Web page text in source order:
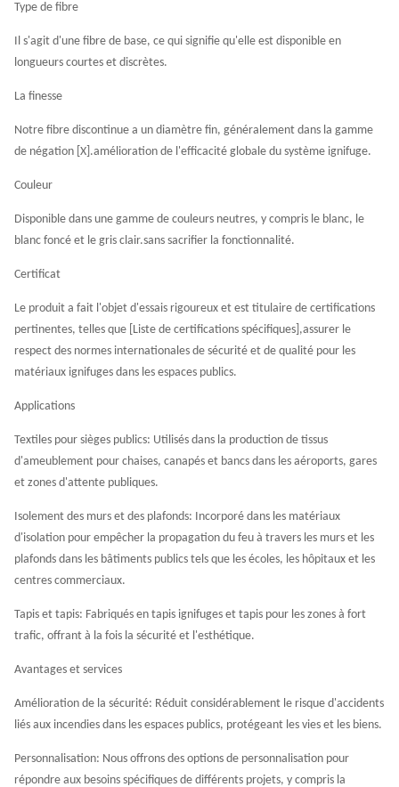
Type de fibre
Il s'agit d'une fibre de base, ce qui signifie qu'elle est disponible en
longueurs courtes et discrètes.
La finesse
Notre fibre discontinue a un diamètre fin, généralement dans la gamme
de négation [X].amélioration de l'efficacité globale du système ignifuge.
Couleur
Disponible dans une gamme de couleurs neutres, y compris le blanc, le
blanc foncé et le gris clair.sans sacrifier la fonctionnalité.
Certificat
Le produit a fait l'objet d'essais rigoureux et est titulaire de certifications
pertinentes, telles que [Liste de certifications spécifiques],assurer le
respect des normes internationales de sécurité et de qualité pour les
matériaux ignifuges dans les espaces publics.
Applications
Textiles pour sièges publics: Utilisés dans la production de tissus
d'ameublement pour chaises, canapés et bancs dans les aéroports, gares
et zones d'attente publiques.
Isolement des murs et des plafonds: Incorporé dans les matériaux
d'isolation pour empêcher la propagation du feu à travers les murs et les
plafonds dans les bâtiments publics tels que les écoles, les hôpitaux et les
centres commerciaux.
Tapis et tapis: Fabriqués en tapis ignifuges et tapis pour les zones à fort
trafic, offrant à la fois la sécurité et l'esthétique.
Avantages et services
Amélioration de la sécurité: Réduit considérablement le risque d'accidents
liés aux incendies dans les espaces publics, protégeant les vies et les biens.
Personnalisation: Nous offrons des options de personnalisation pour
répondre aux besoins spécifiques de différents projets, y compris la